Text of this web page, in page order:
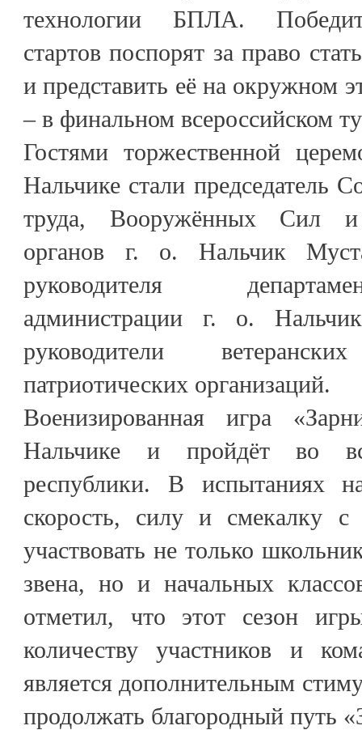
технологии БПЛА.
стартов поспорят за право
и представить её на окружном
– в финальном всероссийском
Гостями торжественной
Нальчике стали председатель
труда, Вооружённых Сил и
органов г. о. Нальчик
руководителя
администрации г. о.
руководители
патриотических организаций.
Военизированная игра
Нальчике и пройдёт во
республики. В испытаниях
скорость, силу и смекалку
участвовать не только
звена, но и начальных
отметил, что этот сезон
количеству участников и
является дополнительным
продолжать благородный путь